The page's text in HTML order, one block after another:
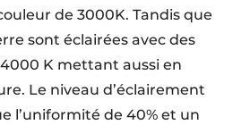
de 3000K. Tandis que
sont éclairées avec des
K mettant aussi en
Le niveau d’éclairement
l’uniformité de 40% et un